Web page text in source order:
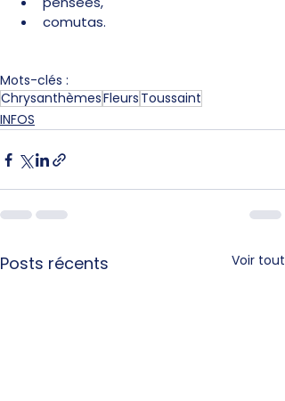
comutas.
Mots-clés :
ChrysanthèmesFleurs Toussaint
INFOS
Posts récents Voir tout